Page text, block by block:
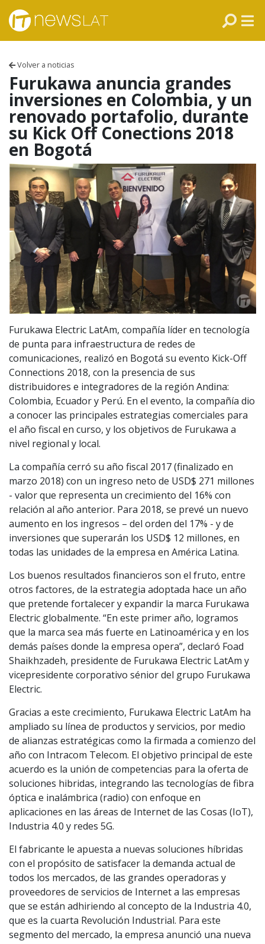
Skip to content
Volver a noticias
Furukawa anuncia grandes
inversiones en Colombia, y un
renovado portafolio, durante
su Kick Off Conections 2018
en Bogotá
Furukawa Electric LatAm, compañía líder en tecnología
de punta para infraestructura de redes de
comunicaciones, realizó en Bogotá su evento Kick-Off
Connections 2018, con la presencia de sus
distribuidores e integradores de la región Andina:
Colombia, Ecuador y Perú. En el evento, la compañía dio
a conocer las principales estrategias comerciales para
el año fiscal en curso, y los objetivos de Furukawa a
nivel regional y local.
La compañía cerró su año fiscal 2017 (finalizado en
marzo 2018) con un ingreso neto de USD$ 271 millones
- valor que representa un crecimiento del 16% con
relación al año anterior. Para 2018, se prevé un nuevo
aumento en los ingresos – del orden del 17% - y de
inversiones que superarán los USD$ 12 millones, en
todas las unidades de la empresa en América Latina.
Los buenos resultados financieros son el fruto, entre
otros factores, de la estrategia adoptada hace un año
que pretende fortalecer y expandir la marca Furukawa
Electric globalmente. “En este primer año, logramos
que la marca sea más fuerte en Latinoamérica y en los
demás países donde la empresa opera”, declaró Foad
Shaikhzadeh, presidente de Furukawa Electric LatAm y
vicepresidente corporativo sénior del grupo Furukawa
Electric.
Gracias a este crecimiento, Furukawa Electric LatAm ha
ampliado su línea de productos y servicios, por medio
de alianzas estratégicas como la firmada a comienzo del
año con Intracom Telecom. El objetivo principal de este
acuerdo es la unión de competencias para la oferta de
soluciones hibridas, integrando las tecnologías de fibra
óptica e inalámbrica (radio) con enfoque en
aplicaciones en las áreas de Internet de las Cosas (IoT),
Industria 4.0 y redes 5G.
El fabricante le apuesta a nuevas soluciones híbridas
con el propósito de satisfacer la demanda actual de
todos los mercados, de las grandes operadoras y
proveedores de servicios de Internet a las empresas
que se están adhiriendo al concepto de la Industria 4.0,
que es la cuarta Revolución Industrial. Para este
segmento del mercado, la empresa anunció una nueva
VENEZUELA
ECUADOR
PERÚ
CHILE
ARGENTINA
MÉXICO